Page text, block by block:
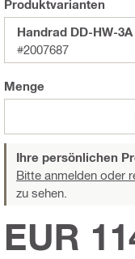
Produktvarianten
Handrad DD-HW-3A
#2007687
Menge
Ihre persönlichen
Bitte anmelden oder
zu sehen.
EUR